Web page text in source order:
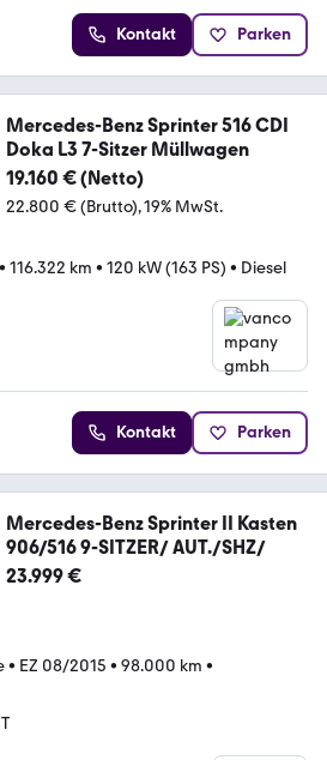
Kontakt Parken
Mercedes-Benz Sprinter 516 CDI
Doka L3 7-Sitzer Müllwagen
19.160 € (Netto)
22.800 € (Brutto) 19% MwSt.
• 116.322 km • 120 kW (163 PS) • Diesel
Kontakt Parken
Mercedes-Benz Sprinter II Kasten
906/516 9-SITZER/ AUT./SHZ/
23.999 €
• EZ 08/2015 • 98.000 km •